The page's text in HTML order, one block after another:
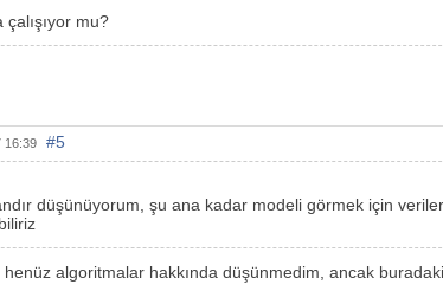
mu?
16:39 #5
düşünüyorum, şu ana kadar modeli görmek için
henüz algoritmalar hakkında düşünmedim, ancak